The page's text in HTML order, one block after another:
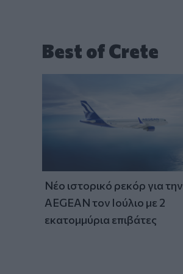
Best of Crete
Νέο ιστορικό ρεκόρ για την
AEGEAN τον Ιούλιο με 2
εκατομμύρια επιβάτες